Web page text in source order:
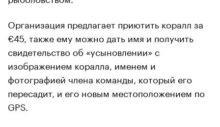
Организация предлагает приютить коралл за
€45, также ему можно дать имя и получить
свидетельство об «усыновлении» с
изображением коралла, именем и
фотографией члена команды, который его
пересадит, и его новым местоположением по
GPS.